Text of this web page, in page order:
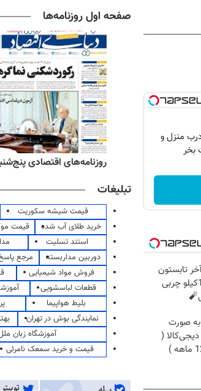
درب منزل و
آخر تابستون
حداقل 12کیلو چربی
به صورت
(
صفحه اول روزنامه‌ها
روزنامه‌های اقتصادی پنج‌شنبه ۱۵ مرداد
تبلیغات
قیمت شیشه سکوریت
خرید طلای آب شده
قیمت
استند تسلیت
دوربین مداربسته
مرجع
فروش مواد شیمیایی
قطعات لباسشویی
بلیط هواپیما
نمایندگی بوش در تهران
آموزشگاه زبان
قیمت و خرید سمعک نامرئی